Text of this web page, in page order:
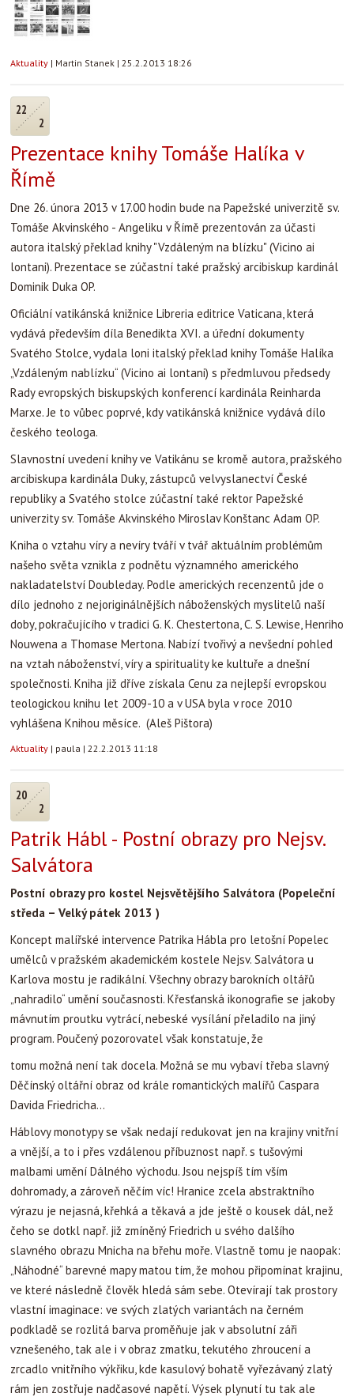
Aktuality | Martin Stanek | 25.2.2013 18:26
22
2
Prezentace knihy Tomáše Halíka v
Římě
Dne 26. února 2013 v 17.00 hodin bude na Papežské univerzitě sv.
Tomáše Akvinského - Angeliku v Římě prezentován za účasti
autora italský překlad knihy "Vzdáleným na blízku" (Vicino ai
lontani). Prezentace se zúčastní také pražský arcibiskup kardinál
Dominik Duka OP.
Oficiální vatikánská knižnice Libreria editrice Vaticana, která
vydává především díla Benedikta XVI. a úřední dokumenty
Svatého Stolce, vydala loni italský překlad knihy Tomáše Halíka
„Vzdáleným nablízku“ (Vicino ai lontani) s předmluvou předsedy
Rady evropských biskupských konferencí kardinála Reinharda
Marxe. Je to vůbec poprvé, kdy vatikánská knižnice vydává dílo
českého teologa.
Slavnostní uvedení knihy ve Vatikánu se kromě autora, pražského
arcibiskupa kardinála Duky, zástupců velvyslanectví České
republiky a Svatého stolce zúčastní také rektor Papežské
univerzity sv. Tomáše Akvinského Miroslav Konštanc Adam OP.
Kniha o vztahu víry a nevíry tváří v tvář aktuálním problémům
našeho světa vznikla z podnětu významného amerického
nakladatelství Doubleday. Podle amerických recenzentů jde o
dílo jednoho z nejoriginálnějších náboženských myslitelů naší
doby, pokračujícího v tradici G. K. Chestertona, C. S. Lewise, Henriho
Nouwena a Thomase Mertona. Nabízí tvořivý a nevšední pohled
na vztah náboženství, víry a spirituality ke kultuře a dnešní
společnosti. Kniha již dříve získala Cenu za nejlepší evropskou
teologickou knihu let 2009-10 a v USA byla v roce 2010
vyhlášena Knihou měsíce. (Aleš Pištora)
Aktuality | paula | 22.2.2013 11:18
20
2
Patrik Hábl - Postní obrazy pro Nejsv.
Salvátora
Postní obrazy pro kostel Nejsvětějšího Salvátora (Popeleční
středa – Velký pátek 2013 )
Koncept malířské intervence Patrika Hábla pro letošní Popelec
umělců v pražském akademickém kostele Nejsv. Salvátora u
Karlova mostu je radikální. Všechny obrazy barokních oltářů
„nahradilo“ umění současnosti. Křesťanská ikonografie se jakoby
mávnutím proutku vytrácí, nebeské vysílání přeladilo na jiný
program. Poučený pozorovatel však konstatuje, že
tomu možná není tak docela. Možná se mu vybaví třeba slavný
Děčínský oltářní obraz od krále romantických malířů Caspara
Davida Friedricha…
Háblovy monotypy se však nedají redukovat jen na krajiny vnitřní
a vnější, a to i přes vzdálenou příbuznost např. s tušovými
malbami umění Dálného východu.Jsou nejspíš tím vším
dohromady, a zároveň něčím víc! Hranice zcela abstraktního
výrazu je nejasná, křehká a těkavá a jde ještě o kousek dál, než
čeho se dotkl např. již zmíněný Friedrich u svého dalšího
slavného obrazu Mnicha na břehu moře. Vlastně tomu je naopak:
„Náhodné“ barevné mapy matou tím, že mohou připomínat krajinu,
ve které následně člověk hledá sám sebe. Otevírají tak prostory
vlastní imaginace: ve svých zlatých variantách na černém
podkladě se rozlitá barva proměňuje jak v absolutní záři
vznešeného, tak ale i v obraz zmatku, tekutého zhroucení a
zrcadlo vnitřního výkřiku, kde kasulový bohatě vyřezávaný zlatý
rám jen zostřuje nadčasové napětí. Výsek plynutí tu tak ale